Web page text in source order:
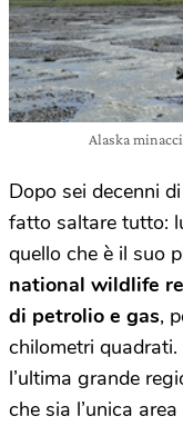
Alaska
Dopo sei decenni
fatto saltare tutto:
quello che è il suo
national wildlife
di petrolio e gas,
chilometri
l’ultima grande
che sia l’unica